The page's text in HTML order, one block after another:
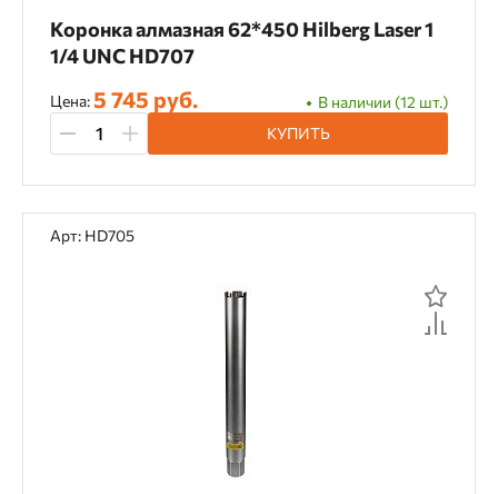
Коронка алмазная 62*450 Hilberg Laser 1
1/4 UNC HD707
Цена:5 745 руб.
В наличии (12 шт.)
КУПИТЬ
Арт: HD705